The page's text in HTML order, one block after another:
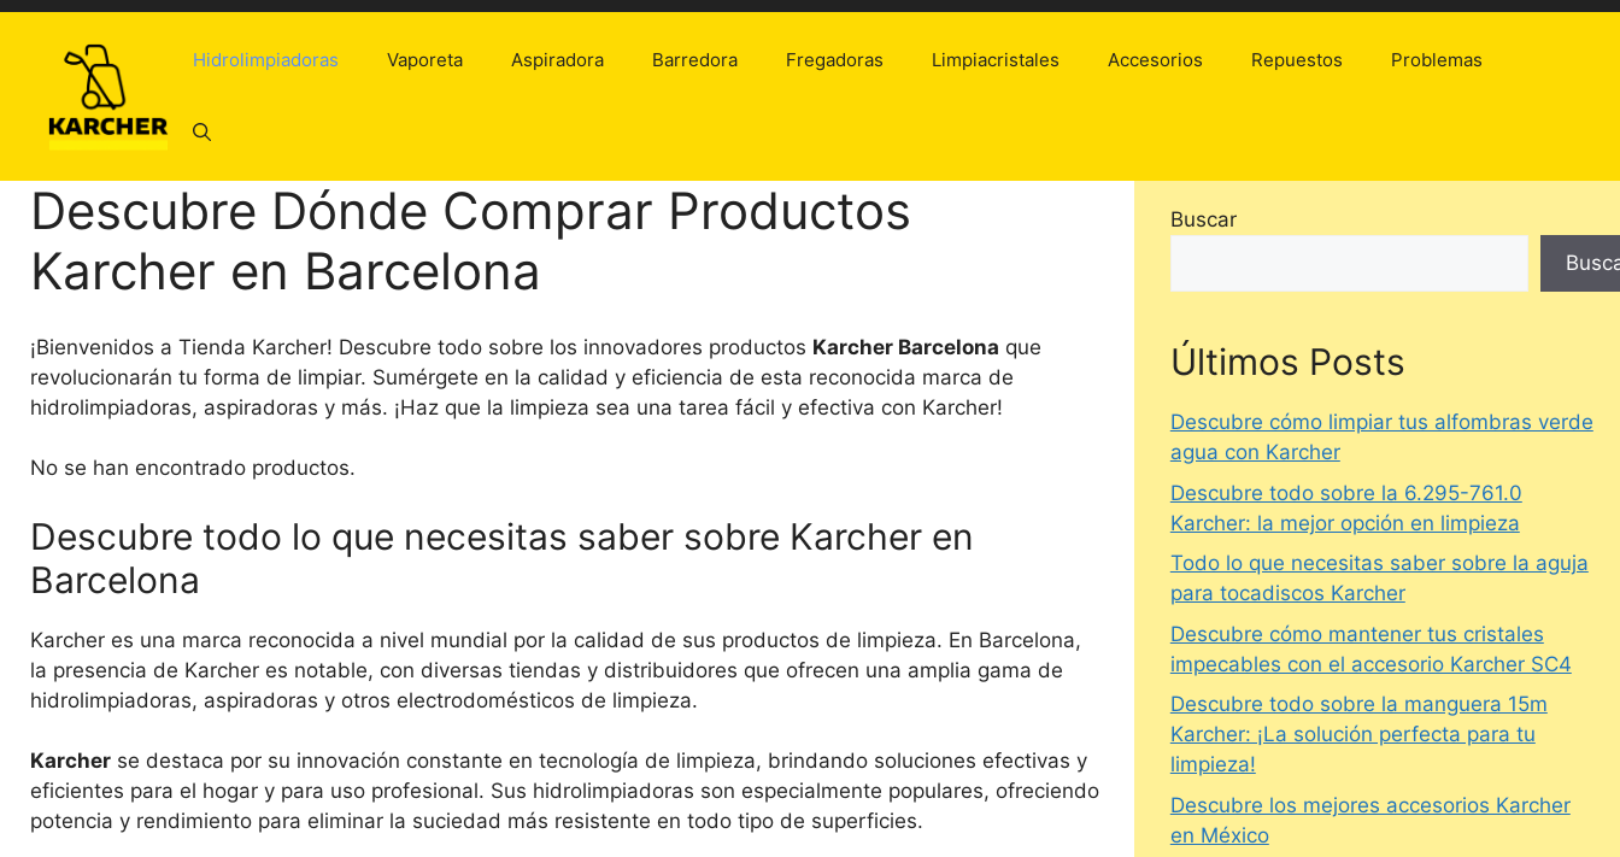
Saltar
contenido
Hidrolimpiadoras Vaporeta Aspiradora Barredora Fregadoras Limpiacristales Accesorios Repuestos Problemas
Descubre Dónde Comprar Productos
Karcher en Barcelona
¡Bienvenidos a Tienda Karcher! Descubre todo sobre los innovadores productos Karcher Barcelona que
revolucionarán tu forma de limpiar. Sumérgete en la calidad y eficiencia de esta reconocida marca de
hidrolimpiadoras, aspiradoras y más. ¡Haz que la limpieza sea una tarea fácil y efectiva con Karcher!
No se han encontrado productos.
Descubre todo lo que necesitas saber sobre Karcher en
Barcelona
Karcher es una marca reconocida a nivel mundial por la calidad de sus productos de limpieza. En Barcelona,
la presencia de Karcher es notable, con diversas tiendas y distribuidores que ofrecen una amplia gama de
hidrolimpiadoras, aspiradoras y otros electrodomésticos de limpieza.
Karcher se destaca por su innovación constante en tecnología de limpieza, brindando soluciones efectivas y
eficientes para el hogar y para uso profesional. Sus hidrolimpiadoras son especialmente populares, ofreciendo
potencia y rendimiento para eliminar la suciedad más resistente en todo tipo de superficies.
Buscar
Últimos Posts
Descubre cómo limpiar tus alfombras verde
agua con Karcher
Descubre todo sobre la 6.295-761.0
Karcher: la mejor opción en limpieza
Todo lo que necesitas saber sobre la aguja
para tocadiscos Karcher
Descubre cómo mantener tus cristales
impecables con el accesorio Karcher SC4
Descubre todo sobre la manguera 15m
Karcher: ¡La solución perfecta para tu
limpieza!
Descubre los mejores accesorios Karcher
en México